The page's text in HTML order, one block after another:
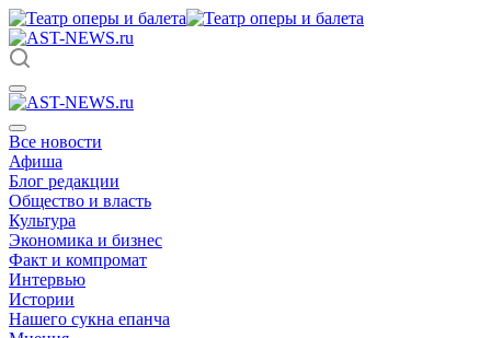
Все новости
Афиша
Блог редакции
Общество и власть
Культура
Экономика и бизнес
Факт и компромат
Интервью
Истории
Нашего сукна епанча